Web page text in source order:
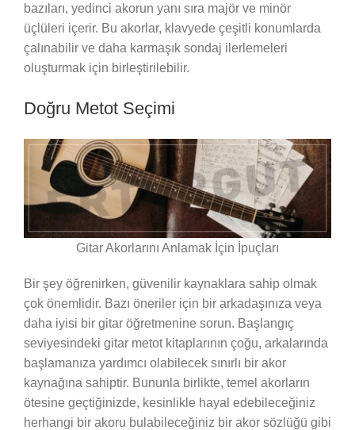
bazıları, yedinci akorun yanı sıra majör ve minör
üçlüleri içerir. Bu akorlar, klavyede çeşitli konumlarda
çalınabilir ve daha karmaşık sondaj ilerlemeleri
oluşturmak için birleştirilebilir.
Doğru Metot Seçimi
Gitar Akorlarını Anlamak İçin İpuçları
Bir şey öğrenirken, güvenilir kaynaklara sahip olmak
çok önemlidir. Bazı öneriler için bir arkadaşınıza veya
daha iyisi bir gitar öğretmenine sorun. Başlangıç ​​
seviyesindeki gitar metot kitaplarının çoğu, arkalarında
başlamanıza yardımcı olabilecek sınırlı bir akor
kaynağına sahiptir. Bununla birlikte, temel akorların
ötesine geçtiğinizde, kesinlikle hayal edebileceğiniz
herhangi bir akoru bulabileceğiniz bir akor sözlüğü gibi